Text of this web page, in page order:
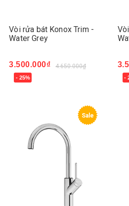
Vòi rửa bát Konox Trim -
Water Grey
3.500.000₫ 4.650.000₫
- 25%
Mua ngay -
Sale